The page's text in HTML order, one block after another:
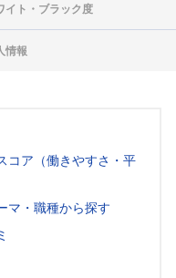
イト・ ブラック度
情報
コア（働きやすさ・平
マ・職種から探す